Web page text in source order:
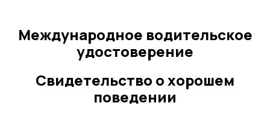
Международное водительское
удостоверение
Свидетельство о хорошем
поведении